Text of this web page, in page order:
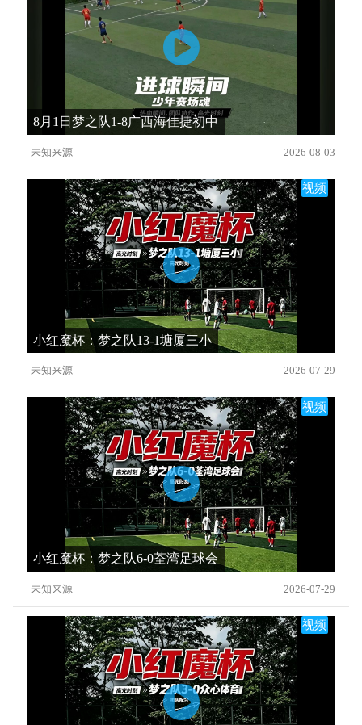
8月1日梦之队1-8广西海佳捷初中
未知来源 2026-08-03
视频
小红魔杯：梦之队13-1塘厦三小
未知来源 2026-07-29
视频
小红魔杯：梦之队6-0荃湾足球会
未知来源 2026-07-29
视频